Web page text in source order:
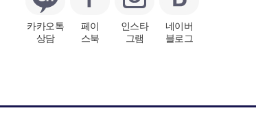
카카오톡
상담
페이
스북
인스타
그램
네이버
블로그